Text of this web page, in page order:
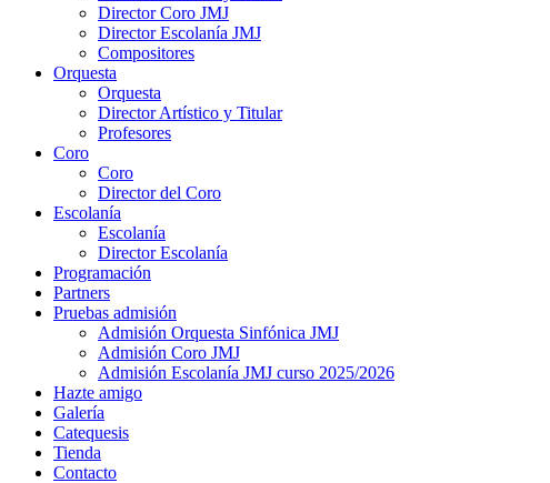
Director Coro JMJ
Director Escolanía JMJ
Compositores
Orquesta
Orquesta
Director Artístico y Titular
Profesores
Coro
Coro
Director del Coro
Escolanía
Escolanía
Director Escolanía
Programación
Partners
Pruebas admisión
Admisión Orquesta Sinfónica JMJ
Admisión Coro JMJ
Admisión Escolanía JMJ curso 2025/2026
Hazte amigo
Galería
Catequesis
Tienda
Contacto